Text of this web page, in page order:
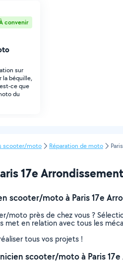
convenir
sur
la béquille,
ce que
du
scooter/moto Réparation de moto
17e
scooter/moto à Paris 17e
moto près de chez vous ?
met en relation avec tous les
tous vos projets !
scooter/moto à Paris